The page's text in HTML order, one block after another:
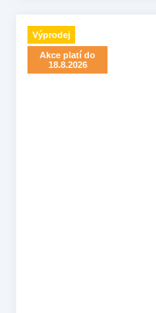
Výprodej
Akce platí do
18.8.2026